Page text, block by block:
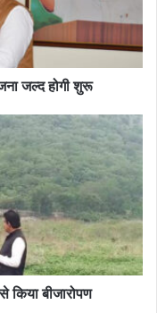
जल्द होगी शुरू
किया बीजारोपण